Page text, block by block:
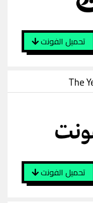
تحميل الفونت
The
تحميل الفونت